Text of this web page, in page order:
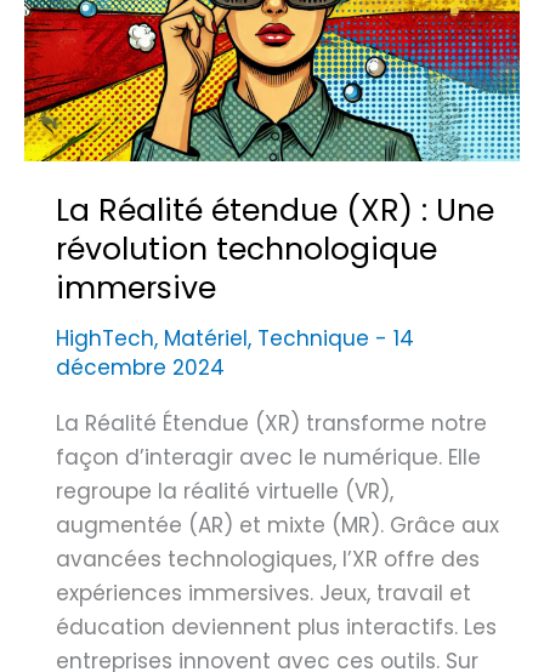
M
e
t
a
:
i
c
h
t
e
c
h
n
i
q
u
e
,
La Réalité étendue (XR) : Une
révolution technologique
immersive
HighTech, Matériel, Technique - 14
décembre 2024
La Réalité Étendue (XR) transforme notre
façon d’interagir avec le numérique. Elle
regroupe la réalité virtuelle (VR),
augmentée (AR) et mixte (MR). Grâce aux
avancées technologiques, l’XR offre des
expériences immersives. Jeux, travail et
éducation deviennent plus interactifs. Les
entreprises innovent avec ces outils. Sur